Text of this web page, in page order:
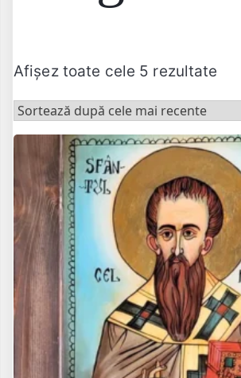
Afișez toate cele 5 rezultate